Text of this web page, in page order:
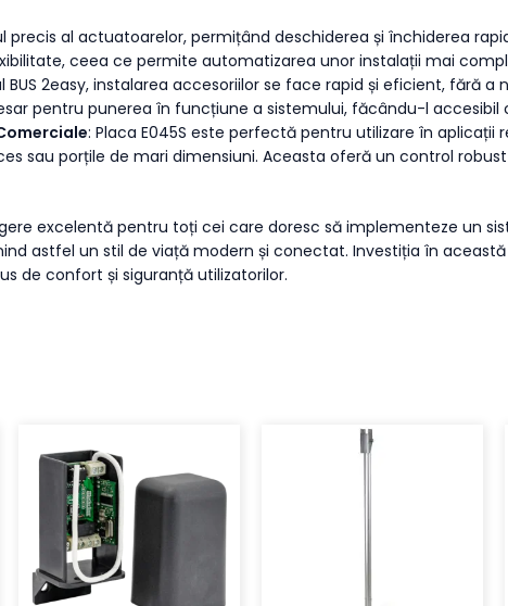
precis al actuatoarelor, permițând deschiderea și închiderea
ceea ce permite automatizarea unor instalații mai
2easy, instalarea accesoriilor se face rapid și eficient, fără
pentru punerea în funcțiune a sistemului, făcându-l
: Placa E045S este perfectă pentru utilizare în
sau porțile de mari dimensiuni. Aceasta oferă un control
excelentă pentru toți cei care doresc să implementeze un
astfel un stil de viață modern și conectat. Investiția în
de confort și siguranță utilizatorilor.